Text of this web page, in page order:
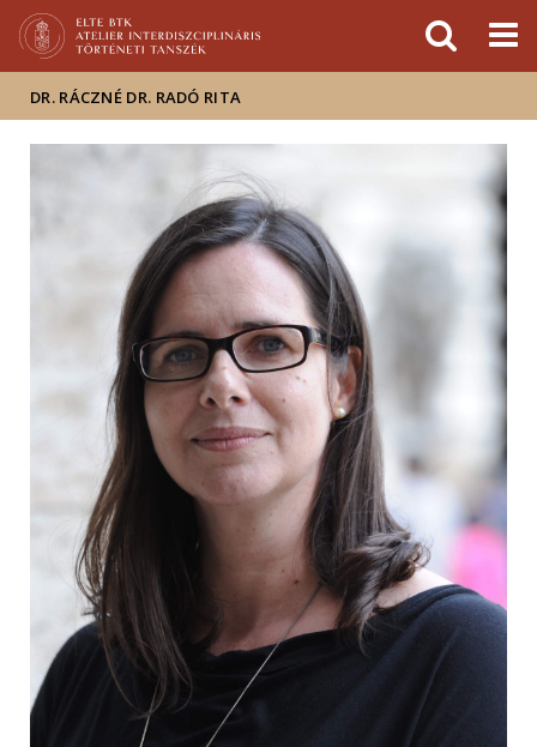
Hírek
Események
ELTE a
sajtóban
DR. RÁCZNÉ DR. RADÓ RITA